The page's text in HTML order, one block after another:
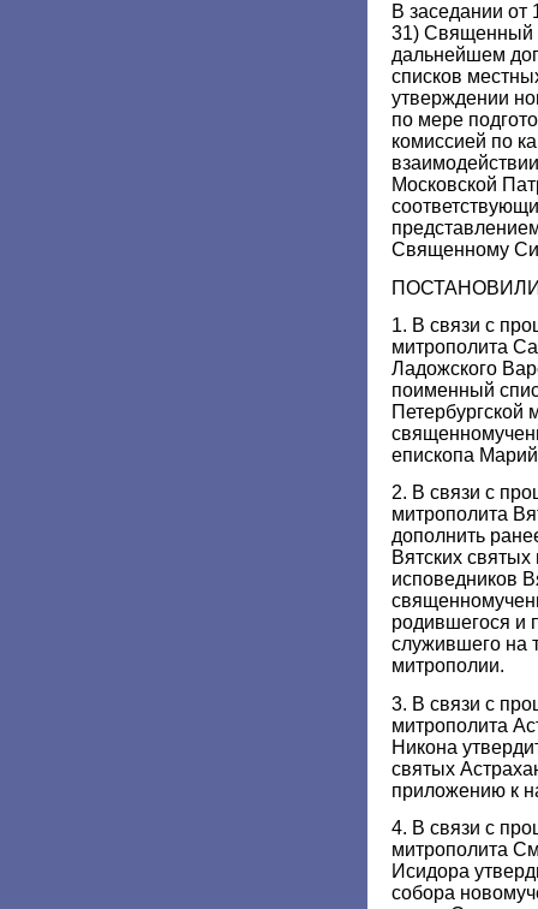
В заседании
31) Священный
дальнейшем
списков
утверждении
по мере
комиссией по
Московской
Священному
1. В связи с
митрополита
Ладожского
поименный
Петербургской
епископа
2. В связи с
митрополита
дополнить
Вятских
исповедников
родившегося и
служившего на
митрополии.
3. В связи с
митрополита
Никона
святых
приложению к
4. В связи с
митрополита
Исидора
собора